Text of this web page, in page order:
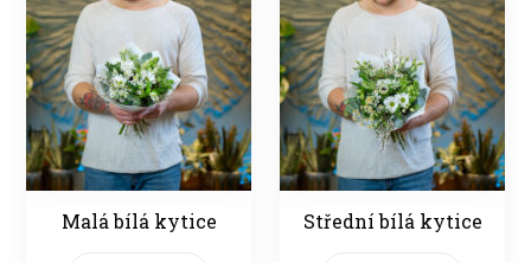
Malá bílá kytice Střední bílá kytice